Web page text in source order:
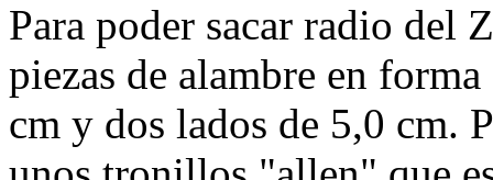
Para poder sacar radio del
piezas de alambre en
cm y dos lados de 5,0 cm.